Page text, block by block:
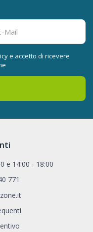
e accetto di ricevere
e 14:00 - 18:00
771